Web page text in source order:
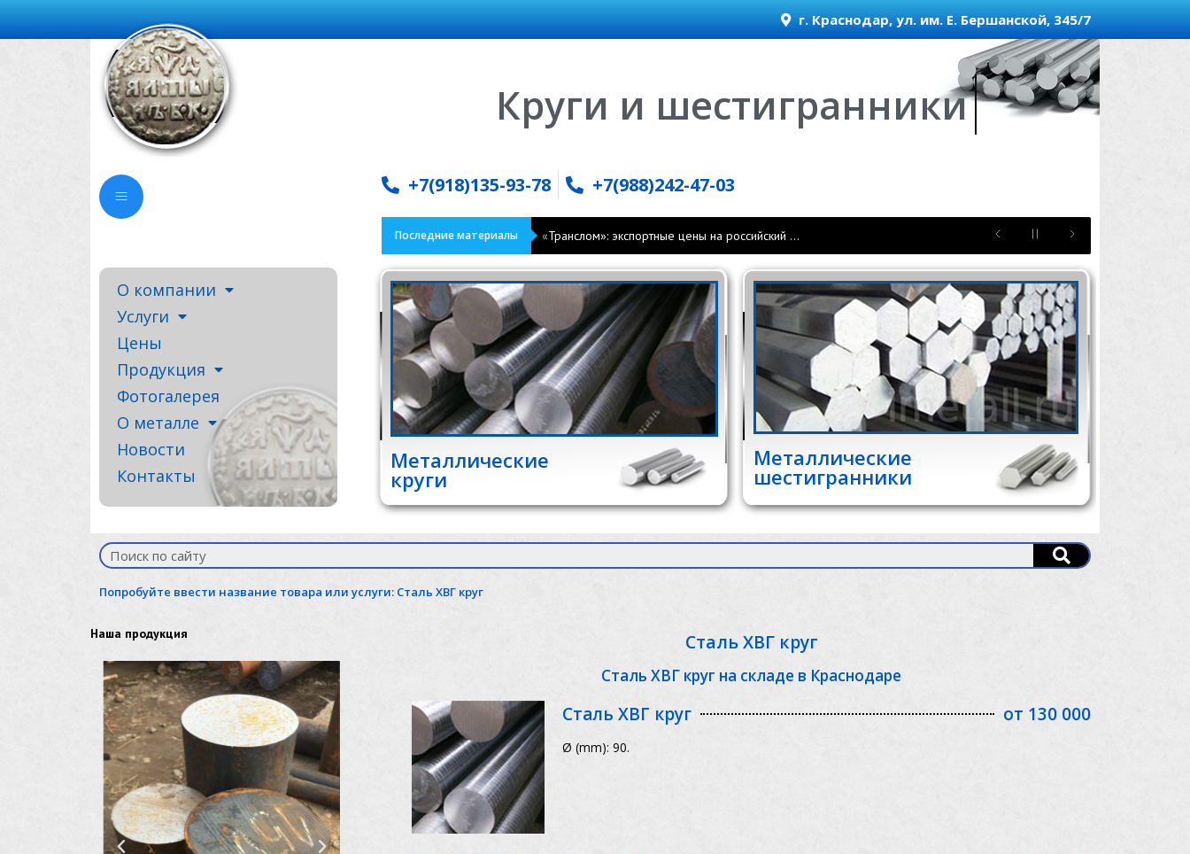
г. Краснодар, ул. им. Е. Бершанской, 345/7
Круги и
+7(918)135-93-78 +7(988)242-47-03
Последние материалы «Транслом»: экспортные цены на российский …
О компании
Услуги
Цены
Продукция
Фотогалерея
О металле
Новости
Контакты
Металлические
круги
Металлические
шестигранники
Попробуйте ввести название товара или услуги: Сталь ХВГ круг
Сталь ХВГ круг
Сталь ХВГ круг на складе в Краснодаре
Сталь ХВГ круг от 130 000
Ø (mm): 90.
Наша продукция